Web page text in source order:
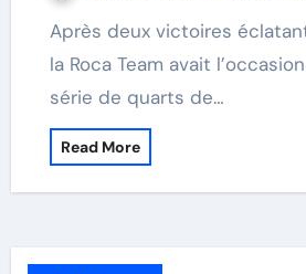
Après deux victoires éclatantes à domicile,
la Roca Team avait
série de quarts de…
Read More